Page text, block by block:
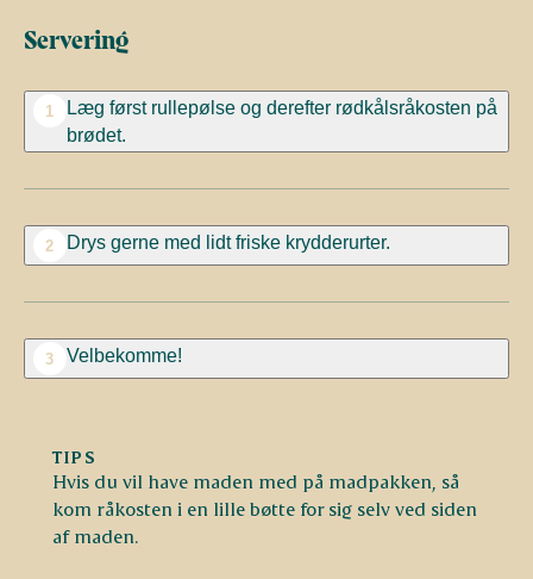
Servering
1
Læg først rullepølse og derefter rødkålsråkosten på
brødet.
2 Drys gerne med lidt friske krydderurter.
3 Velbekomme!
TIPS
Hvis du vil have maden med på madpakken, så
kom råkosten i en lille bøtte for sig selv ved siden
af maden.